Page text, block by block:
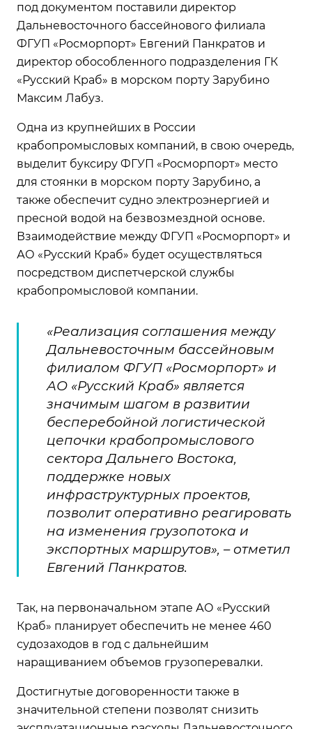
под документом поставили директор
Дальневосточного бассейнового филиала
ФГУП «Росморпорт» Евгений Панкратов и
директор обособленного подразделения ГК
«Русский Краб» в морском порту Зарубино
Максим Лабуз.
Одна из крупнейших в России
крабопромысловых компаний, в свою очередь,
выделит буксиру ФГУП «Росморпорт» место
для стоянки в морском порту Зарубино, а
также обеспечит судно электроэнергией и
пресной водой на безвозмездной основе.
Взаимодействие между ФГУП «Росморпорт» и
АО «Русский Краб» будет осуществляться
посредством диспетчерской службы
крабопромысловой компании.
«Реализация соглашения между
Дальневосточным бассейновым
филиалом ФГУП «Росморпорт» и
АО «Русский Краб» является
значимым шагом в развитии
бесперебойной логистической
цепочки крабопромыслового
сектора Дальнего Востока,
поддержке новых
инфраструктурных проектов,
позволит оперативно реагировать
на изменения грузопотока и
экспортных маршрутов», – отметил
Евгений Панкратов.
Так, на первоначальном этапе АО «Русский
Краб» планирует обеспечить не менее 460
судозаходов в год с дальнейшим
наращиванием объемов грузоперевалки.
Достигнутые договоренности также в
значительной степени позволят снизить